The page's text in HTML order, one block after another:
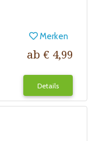
Merken
ab € 4,99
Details